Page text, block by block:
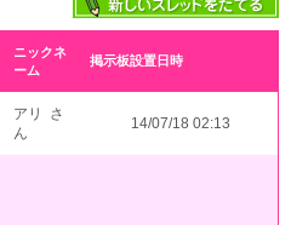
ニックネ
ーム
掲示板設置日時
アリ さ
ん
14/07/18 02:13